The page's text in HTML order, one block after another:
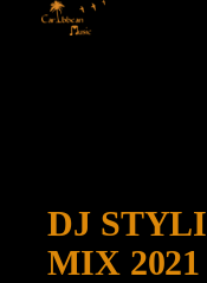
DJ
MIX 2021